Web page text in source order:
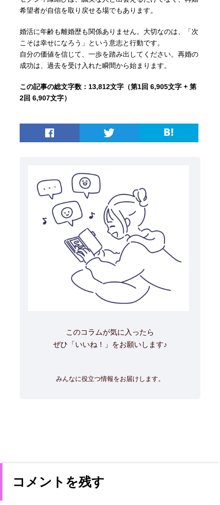
希望者が自信を取り戻せる場でもあります。
婚活に年齢も離婚歴も関係ありません。大切なのは、「次
こそは幸せになろう」という意志と行動です。
自分の価値を信じて、一歩を踏み出してください。再婚の
成功は、過去を受け入れた瞬間から始まります。
この記事の総文字数：13,812文字（第1回 6,905文字 + 第
2回 6,907文字）
このコラムが気に入ったら
ぜひ「いいね！」をお願いします♪
みんなに役立つ情報をお届けします。
コメントを残す